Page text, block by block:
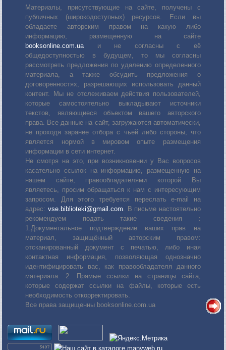
Материалы, присутствующие на сайте, получены с
публичных (широкодоступных) ресурсов. Если вы
обладаете авторским правом на какую либо
информацию, размещенную на сайте
booksonline.com.uaи не согласны с её
общедоступностью в будущем, то мы согласны
рассмотреть предложения по удалению определенного
материала, а также обсудить предложения о
договоренностях, разрешающих использовать данный
контент. Мы не отслеживаем действия пользователей,
которые самостоятельно выкладывают источники
текстов, являющиеся объектом вашего авторского
права. Все данные на сайт, загружаются автоматически,
не проходя заранее отбора с чьей либо стороны, что
является нормой в мировом опыте размещения
информации в сети интернет.
Не смотря на это, при возникновении у Вас вопросов
касательно ссылок на информацию, размещенную на
нашем сайте, правообладателями которой Вы
являетесь, просим обращаться к нам с интересующим
запросом. Для этого требуется переслать е-mail на
адрес: vse.biblioteki@gmail.com. В письме настоятельно
рекомендуем подать такие сведения :
1.Документальное подтверждение ваших прав на
материал, защищённый авторским правом:
отсканированный документ с печатью, либо иная
контактная информация, позволяющая однозначно
идентифицировать вас, как правообладателя данного
материала. 2. Прямые ссылки на страницы сайта,
которые содержат ссылки на файлы, которые есть
необходимость откорректировать.
Все права защищенны booksonline.com.ua